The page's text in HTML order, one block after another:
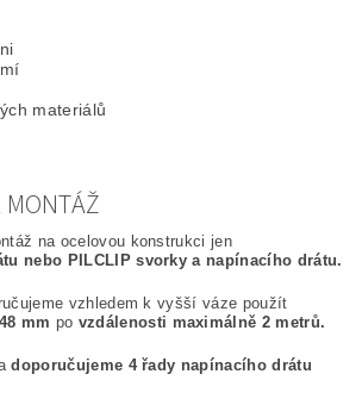
materiálů
na ocelovou konstrukci jen
nebo PILCLIP svorky a napínacího drátu.
vzhledem k vyšší váze použít
mm po vzdálenosti maximálně 2 metrů.
doporučujeme 4 řady napínacího drátu